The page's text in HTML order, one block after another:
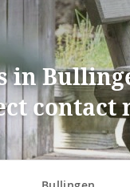
in
contact